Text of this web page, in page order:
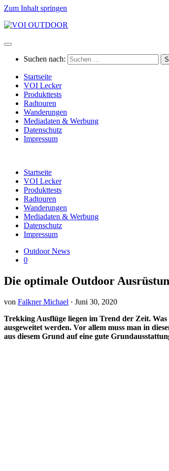
Zum Inhalt springen
Suchen nach:
Startseite
VOI Lecker
Produkttests
Radtouren
Wanderungen
Mediadaten & Werbung
Datenschutz
Impressum
Startseite
VOI Lecker
Produkttests
Radtouren
Wanderungen
Mediadaten & Werbung
Datenschutz
Impressum
Outdoor News
0
Die optimale Outdoor
von Falkner Michael · Juni 30, 2020
Trekking Ausflüge liegen im Trend der Zeit.
ausgeweitet werden. Vor allem muss man in
aus diesem Grund auf eine gute